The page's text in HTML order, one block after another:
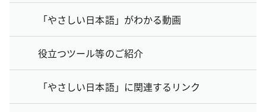
「やさしい日本語」がわかる動画
役立つツール等のご紹介
「やさしい日本語」に関連するリンク